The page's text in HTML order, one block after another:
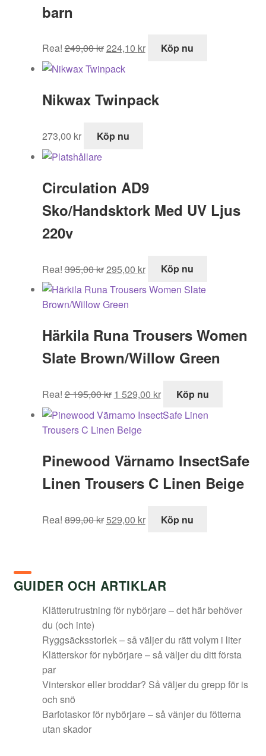
barn
Rea! 249,00kr
ursprungliga
priset
249,00 kr.
224,10 kr
nuvarande
224,10 kr.
Köp nu
Nikwax Twinpack
273,00 kr Köp nu
Circulation AD9
Sko/Handsktork Med UV Ljus
220v
Rea! 395,00kr
ursprungliga
priset
var:
295,00 kr
nuvarande
priset
Köp nu
Härkila Runa Trousers Women
Slate Brown/Willow Green
Rea! 2 195,00kr
ursprungliga
priset
var:
195,00 kr.
1 529,00 kr
nuvarande
priset
529,00 kr.
Köp nu
Pinewood Värnamo InsectSafe
Linen Trousers C Linen Beige
Rea! 899,00kr
ursprungliga
529,00 kr
nuvarande
Köp nu
GUIDER OCH ARTIKLAR
Klätterutrustning för nybörjare – det här behöver
du (och inte)
Ryggsäcksstorlek – så väljer du rätt volym i liter
Klätterskor för nybörjare – så väljer du ditt första
par
Vinterskor eller broddar? Så väljer du grepp för is
och snö
Barfotaskor för nybörjare – så vänjer du fötterna
utan skador